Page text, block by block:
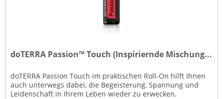
doTERRA Passion™ Touch (Inspiriernde Mischung...
doTERRA Passion Touch im praktischen Roll-On hilft Ihnen
auch unterwegs dabei, die Begeisterung, Spannung und
Leidenschaft in Ihrem Leben wieder zu erwecken.